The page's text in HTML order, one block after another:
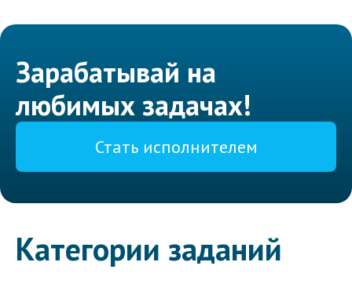
Зарабатывай на
любимых задачах!
Стать исполнителем
Категории заданий